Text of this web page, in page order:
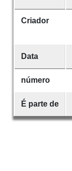
Criador
Data
número
É parte de